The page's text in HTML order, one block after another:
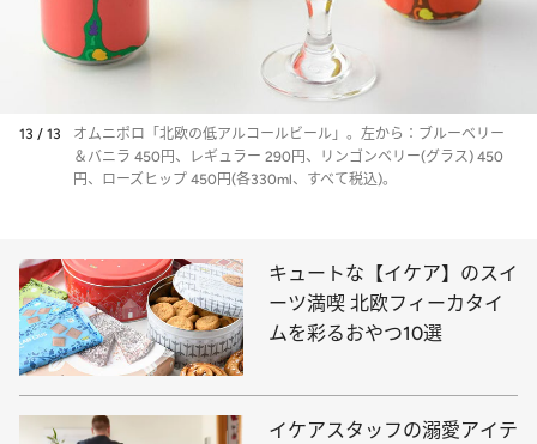
13 / 13
オムニポロ「北欧の低アルコールビール」。左から：ブルーベリー
＆バニラ 450円、レギュラー 290円、リンゴンベリー(グラス) 450
円、ローズヒップ 450円(各330ml、すべて税込)。
キュートな【イケア】のスイ
ーツ満喫 北欧フィーカタイ
ムを彩るおやつ10選
イケアスタッフの溺愛アイテ